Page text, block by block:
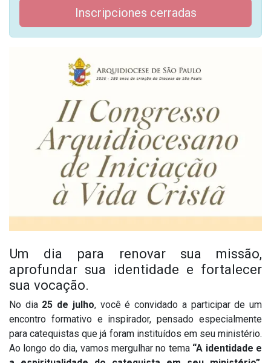
Inscripciones cerradas
Um dia para renovar sua missão,
aprofundar sua identidade e fortalecer
sua vocação.
No dia 25 de julho, você é convidado a participar de um
encontro formativo e inspirador, pensado especialmente
para catequistas que já foram instituídos em seu ministério.
Ao longo do dia, vamos mergulhar no tema “A identidade e